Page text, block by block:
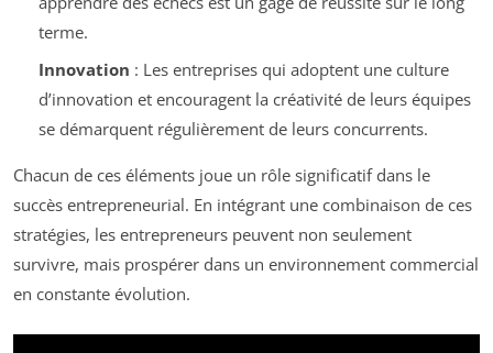
terme.
Innovation : Les entreprises qui adoptent une culture
d’innovation et encouragent la créativité de leurs équipes
se démarquent régulièrement de leurs concurrents.
Chacun de ces éléments joue un rôle significatif dans le
succès entrepreneurial. En intégrant une combinaison de ces
stratégies, les entrepreneurs peuvent non seulement
survivre, mais prospérer dans un environnement commercial
en constante évolution.